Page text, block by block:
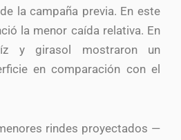
la campaña previa. En este
la menor caída relativa. En
y girasol mostraron un
en comparación con el
rindes proyectados —